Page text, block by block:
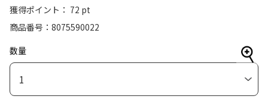
獲得ポイント： 72 pt
商品番号
8075590022
数量
1